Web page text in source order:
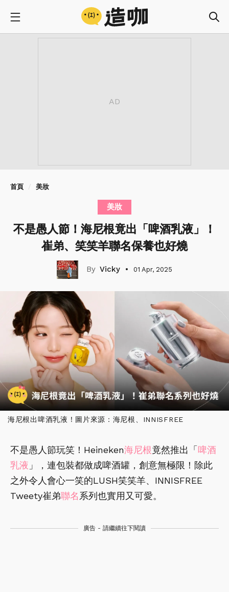
首頁 美妝
美妝
不是愚人節！海尼根竟出「啤酒乳液」！
崔弟、笑笑羊聯名保養也好燒
Vicky 01 Apr, 2025
海尼根出啤酒乳液！圖片來源：海尼根、INNISFREE
不是愚人節玩笑！Heineken海尼根竟然推出「 啤酒
乳液 」，連包裝都做成啤酒罐，創意無極限！除此
之外令人會心一笑的LUSH笑笑羊、INNISFREE
Tweety崔弟聯名系列也實用又可愛。
廣告 - 請繼續往下閱讀